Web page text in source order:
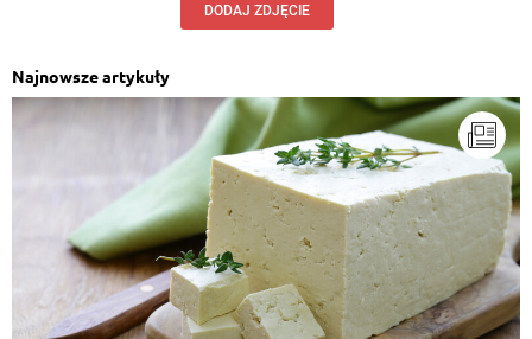
DODAJ ZDJĘCIE
Najnowsze artykuły